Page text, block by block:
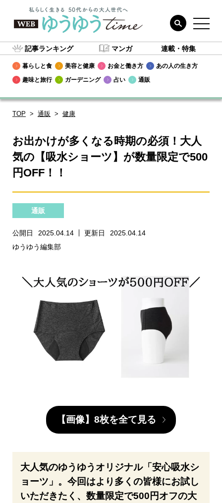
記事ランキング マンガ 連載・特集
暮らしと食 美容と健康 お金と働き方
あの人の生き方
趣味と旅行
ガーデニング 占い 通販
TOP 通販 健康
お出かけが多くなる時期の必須！大人
気の【吸水ショーツ】が数量限定で500
円OFF！！
通販
公開日 2025.04.14 更新日
2025.04.14
ゆうゆう編集部
【画像】8枚を全て見る
大人気のゆうゆうオリジナル「安心吸水シ
ョーツ」。今回はより多くの皆様にお試し
いただきたく、数量限定で500円オフの大